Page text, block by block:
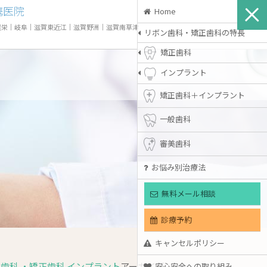
Home
リボン歯科・矯正歯科の特長
矯正歯科
インプラント
矯正歯科＋インプラント
一般歯科
審美歯科
お悩み別治療法
無料メール相談
診療予約
キャンセルポリシー
院
｜ 岐阜 ｜ 滋賀東近江 ｜ 滋賀野洲 ｜ 滋賀南草津